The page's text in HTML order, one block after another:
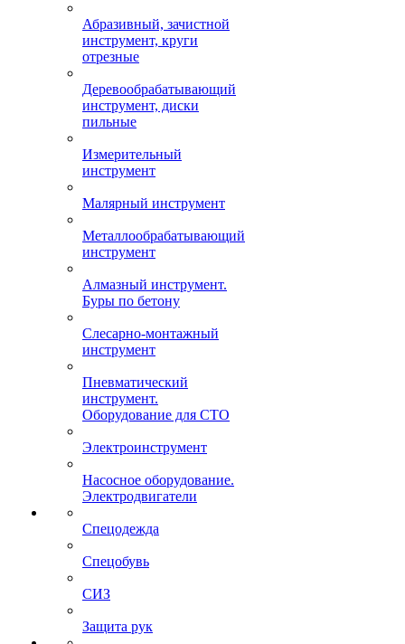
Абразивный, зачистной
инструмент, круги
отрезные
Деревообрабатывающий
инструмент, диски
пильные
Измерительный
инструмент
Малярный инструмент
Металлообрабатывающий
инструмент
Алмазный инструмент.
Буры по бетону
Слесарно-монтажный
инструмент
Пневматический
инструмент.
Оборудование для СТО
Электроинструмент
Насосное оборудование.
Электродвигатели
Спецодежда
Спецобувь
СИЗ
Защита рук